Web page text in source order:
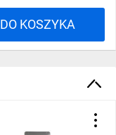
DO KOSZYKA